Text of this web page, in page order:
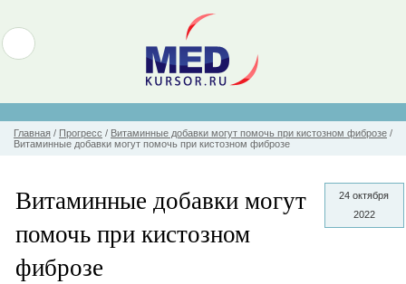
Главная / Прогресс / Витаминные добавки могут помочь при кистозном фиброзе /
Витаминные добавки могут помочь при кистозном фиброзе
24 октября
2022
Витаминные добавки могут
помочь при кистозном
фиброзе